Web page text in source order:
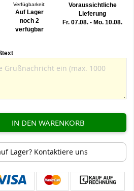
Verfügbarkeit:
Auf Lager
noch 2
verfügbar
Voraussichtliche
Lieferung
Fr. 07.08. - Mo. 10.08.
IN DEN WARENKORB
Lager? Kontaktiere uns